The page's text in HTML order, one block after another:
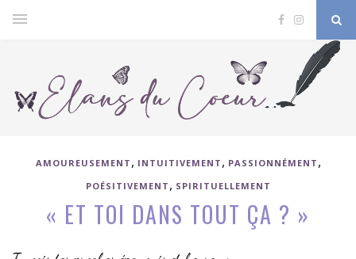
AMOUREUSEMENT , INTUITIVEMENT , PASSIONNÉMENT ,
POÉSITIVEMENT , SPIRITUELLEMENT
« ET TOI DANS TOUT ÇA ? »